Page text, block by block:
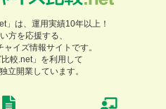
」は、運用実績10年以上！
方を応援する、
イズ情報サイトです。
比較.net」を利用して
立開業しています。